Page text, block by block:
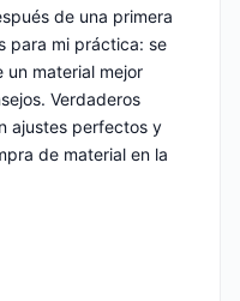
de una primera
para mi práctica: se
un material mejor
Verdaderos
ajustes perfectos y
de material en la